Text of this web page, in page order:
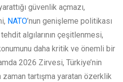
güvenlik açmazı,
NATO’nun genişleme politikası
algılarının çeşitlenmesi,
daha kritik ve önemli bir
2026 Zirvesi, Türkiye’nin
tartışma yaratan özerklik